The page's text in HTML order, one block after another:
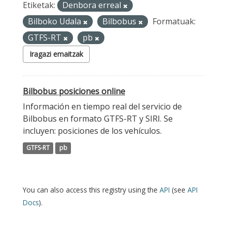
Etiketak:
Denbora erreal
Bilboko Udala
Bilbobus
Formatuak:
GTFS-RT
pb
Iragazi emaitzak
Bilbobus posiciones online
Información en tiempo real del servicio de
Bilbobus en formato GTFS-RT y SIRI. Se
incluyen: posiciones de los vehículos.
GTFS-RT pb
You can also access this registry using the API (see API
Docs).